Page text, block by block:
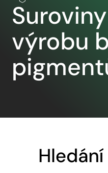
výrobu